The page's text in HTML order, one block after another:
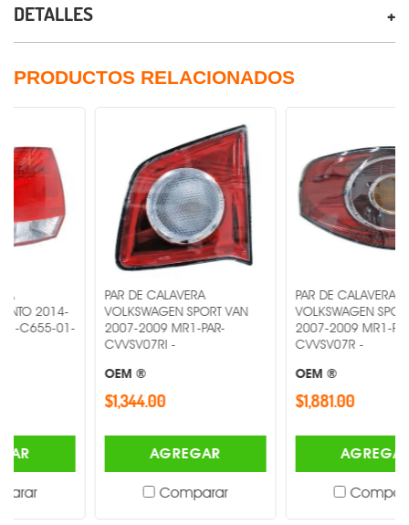
DETALLES
PRODUCTOS RELACIONADOS
PAR DE CALAVERA
VOLKSWAGEN SPORT VAN
2007-2009 MR1-PAR-
CVVSV07RI -
AGREGAR
Comparar
PAR DE CALAVERA
VOLKSWAGEN SPORT VAN
2007-2009 MR1-PAR-
AGREGAR
Comparar